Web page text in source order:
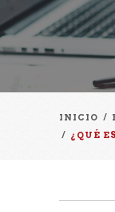
INICIO /
/ ¿QUÉ